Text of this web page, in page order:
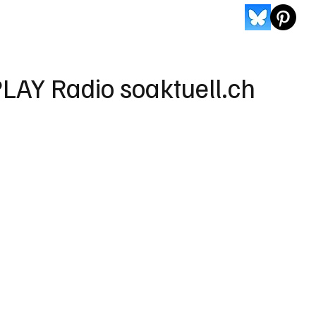
Radio soaktuell.ch